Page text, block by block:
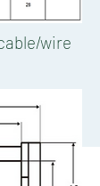
wire